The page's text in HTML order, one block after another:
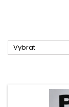
Vybrat